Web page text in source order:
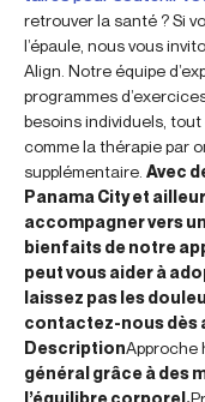
retrouver la santé ? Si
l’épaule, nous vous
Align. Notre équipe
programmes
besoins individuels,
comme la thérapie par
supplémentaire. Avec
Panama City et
accompagner vers
bienfaits de notre
peut vous aider à
laissez pas les
contactez-nous dès
DescriptionApproche
général grâce à des
l’équilibre corporel.